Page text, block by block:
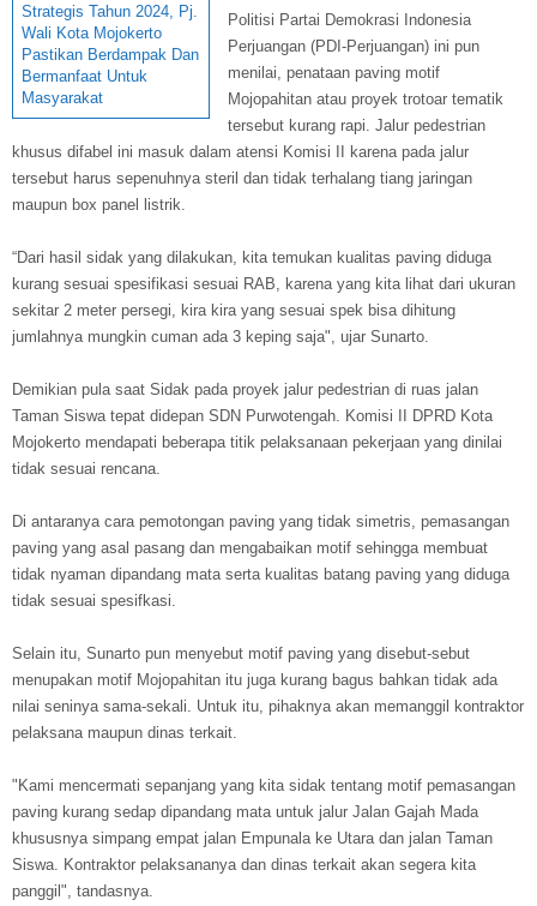
Strategis Tahun 2024, Pj.
Wali Kota Mojokerto
Pastikan Berdampak Dan
Bermanfaat Untuk
Masyarakat
Politisi Partai Demokrasi Indonesia
Perjuangan (PDI-Perjuangan) ini pun
menilai, penataan paving motif
Mojopahitan atau proyek trotoar tematik
tersebut kurang rapi. Jalur pedestrian
khusus difabel ini masuk dalam atensi Komisi II karena pada jalur
tersebut harus sepenuhnya steril dan tidak terhalang tiang jaringan
maupun box panel listrik.
“Dari hasil sidak yang dilakukan, kita temukan kualitas paving diduga
kurang sesuai spesifikasi sesuai RAB, karena yang kita lihat dari ukuran
sekitar 2 meter persegi, kira kira yang sesuai spek bisa dihitung
jumlahnya mungkin cuman ada 3 keping saja", ujar Sunarto.
Demikian pula saat Sidak pada proyek jalur pedestrian di ruas jalan
Taman Siswa tepat didepan SDN Purwotengah. Komisi II DPRD Kota
Mojokerto mendapati beberapa titik pelaksanaan pekerjaan yang dinilai
tidak sesuai rencana.
Di antaranya cara pemotongan paving yang tidak simetris, pemasangan
paving yang asal pasang dan mengabaikan motif sehingga membuat
tidak nyaman dipandang mata serta kualitas batang paving yang diduga
tidak sesuai spesifkasi.
Selain itu, Sunarto pun menyebut motif paving yang disebut-sebut
menupakan motif Mojopahitan itu juga kurang bagus bahkan tidak ada
nilai seninya sama-sekali. Untuk itu, pihaknya akan memanggil kontraktor
pelaksana maupun dinas terkait.
"Kami mencermati sepanjang yang kita sidak tentang motif pemasangan
paving kurang sedap dipandang mata untuk jalur Jalan Gajah Mada
khususnya simpang empat jalan Empunala ke Utara dan jalan Taman
Siswa. Kontraktor pelaksananya dan dinas terkait akan segera kita
panggil", tandasnya.